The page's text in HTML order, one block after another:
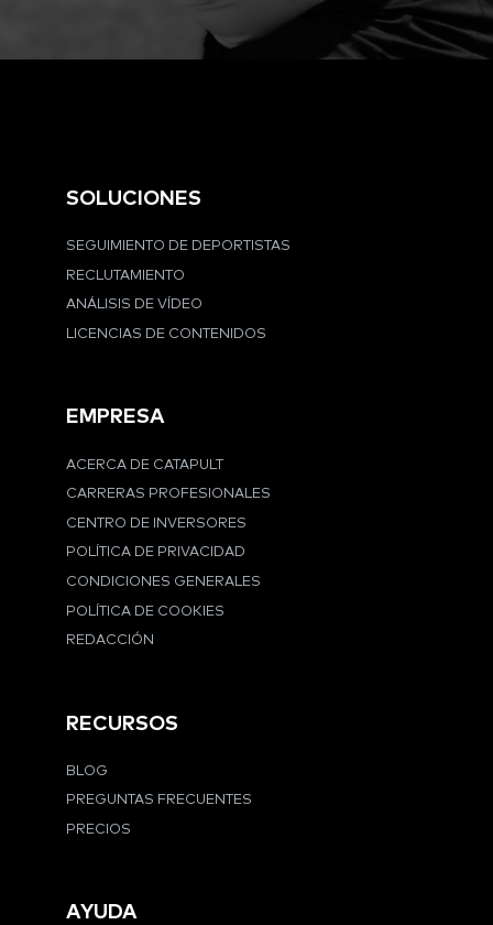
SOLUCIONES
SEGUIMIENTO DE DEPORTISTAS
RECLUTAMIENTO
ANÁLISIS DE VÍDEO
LICENCIAS DE CONTENIDOS
EMPRESA
ACERCA DE CATAPULT
CARRERAS PROFESIONALES
CENTRO DE INVERSORES
POLÍTICA DE PRIVACIDAD
CONDICIONES GENERALES
POLÍTICA DE COOKIES
REDACCIÓN
RECURSOS
BLOG
PREGUNTAS FRECUENTES
PRECIOS
AYUDA